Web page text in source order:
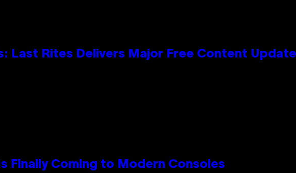
Last Rites Delivers Major Free Content Update
Finally Coming to Modern Consoles